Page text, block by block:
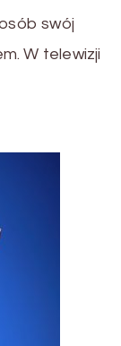
swój
W telewizji